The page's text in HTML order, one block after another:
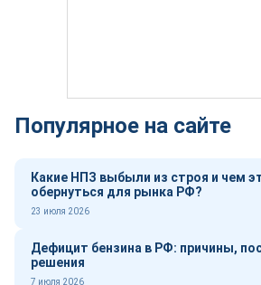
Популярное на сайте
Какие НПЗ выбыли из строя и чем
обернуться для рынка РФ?
23 июля 2026
Дефицит бензина в РФ: причины,
решения
7 июля 2026